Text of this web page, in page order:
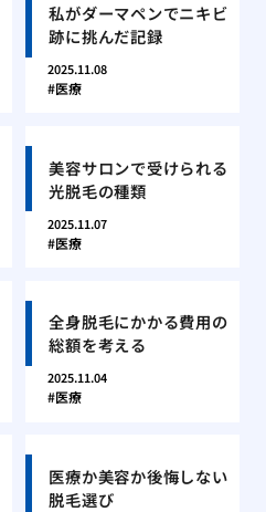
私がダーマペンでニキビ
跡に挑んだ記録
2025.11.08
医療
美容サロンで受けられる
光脱毛の種類
2025.11.07
医療
全身脱毛にかかる費用の
総額を考える
2025.11.04
医療
医療か美容か後悔しない
脱毛選び